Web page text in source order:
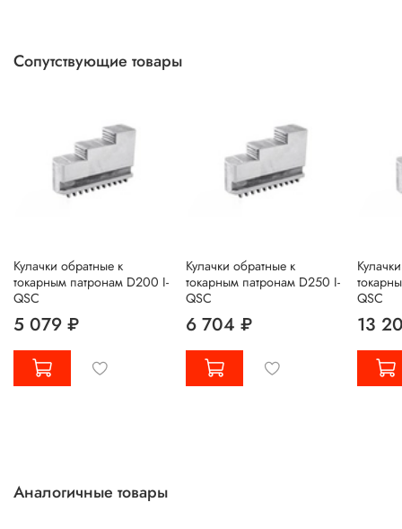
Сопутствующие товары
Кулачки обратные к
токарным патронам D200 I-
QSC
5 079 ₽
Кулачки обратные к
токарным патронам D250 I-
QSC
6 704 ₽
QSC
13
Аналогичные товары